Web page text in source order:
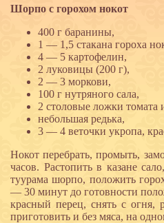
Шорпо с горохом нокот
400 г баранины,
1 — 1,5 стакана гороха
4 — 5 картофелин,
2 луковицы (200 г),
2 — 3 моркови,
100 г нутряного сала,
2 столовые ложки
небольшая редька,
3 — 4 веточки укропа,
Нокот перебрать, промыть,
часов. Растопить в казане
туурама шорпо, положить
— 30 минут до готовности
красный перец, снять с
приготовить и без мяса, на